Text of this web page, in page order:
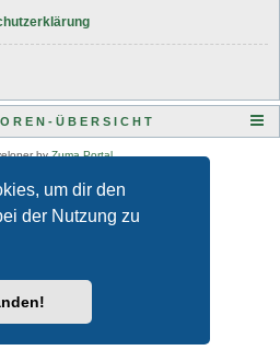
um dir den
der Nutzung zu
R E N - Ü B E R S I C H T
byZuma Portal,
durchphpBB.de
Nutzungsbedingungen